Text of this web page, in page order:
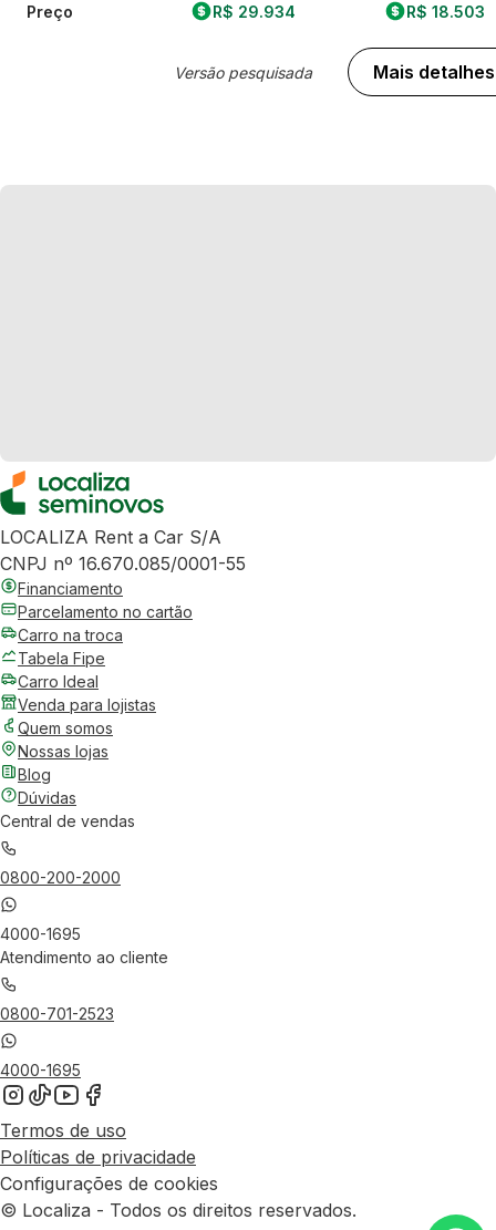
Preço R$ 29.934
Versão pesquisada
R$ 18.503
Mais detalhes
LOCALIZA Rent a Car S/A
CNPJ nº 16.670.085/0001-55
Financiamento
Parcelamento no cartão
Carro na troca
Tabela Fipe
Carro Ideal
Venda para lojistas
Quem somos
Nossas lojas
Blog
Dúvidas
Central de vendas
0800-200-2000
4000-1695
Atendimento ao cliente
0800-701-2523
4000-1695
Termos de uso
Políticas de privacidade
Configurações de cookies
© Localiza - Todos os direitos reservados.